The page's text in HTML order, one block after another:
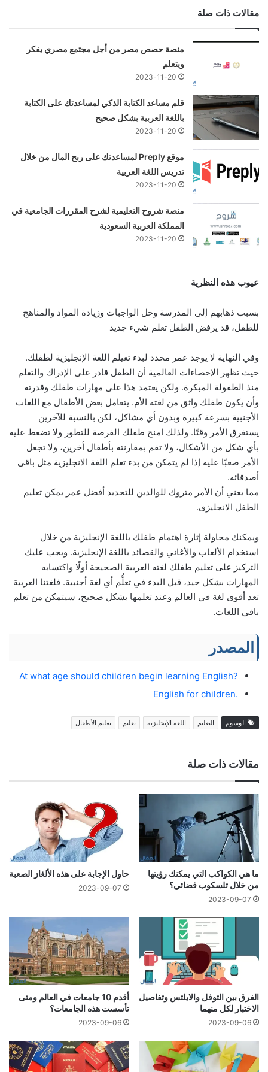
مقالات ذات صلة
منصة حصص مصر من أجل مجتمع مصري يفكر
ويتعلم
2023-11-20
قلم مساعد الكتابة الذكي لمساعدتك على الكتابة
باللغة العربية بشكل صحيح
2023-11-20
موقع Preply لمساعدتك على ربح المال من خلال
تدريس اللغة العربية
2023-11-20
منصة شروح التعليمية لشرح المقررات الجامعية في
المملكة العربية السعودية
2023-11-20
عيوب هذه النظرية
بسبب ذهابهم إلى المدرسة وحل الواجبات وزيادة المواد والمناهج
للطفل، قد يرفض الطفل تعلم شيء جديد
وفي النهاية لا يوجد عمر محدد لبدء تعيلم اللغة الإنجليزية لطفلك.
حيث تظهر الإحصاءات العالمية أن الطفل قادر على الإدراك والتعلم
منذ الطفولة المبكرة. ولكن يعتمد هذا على مهارات طفلك وقدرته
وأن يكون طفلك واثق من لغته الأم. يتعامل بعض الأطفال مع اللغات
الأجنبية بسرعة كبيرة وبدون أي مشاكل، لكن بالنسبة للآخرين
يستغرق الأمر وقتًا. ولذلك امنح طفلك الفرصة للتطور ولا تضغط عليه
بأي شكل من الأشكال، ولا تقم بمقارنته بأطفال أخرين، ولا تجعل
الأمر صعبًا عليه إذا لم يتمكن من بدء تعلم اللغة الانجليزية مثل باقى
أصدقائه.
مما يعني أن الأمر متروك للوالدين للتحديد أفضل عمر يمكن تعليم
الطفل الانجليزى.
ويمكنك محاولة إثارة اهتمام طفلك باللغة الإنجليزية من خلال
استخدام الألعاب والأغاني والقصائد باللغة الإنجليزية. ويجب عليك
التركيز على تعليم طفلك لغته العربية الصحيحة أولًا واكتسابه
المهارات بشكل جيد، قبل البدء في تعلُّم أي لغة أجنبية. فلغتنا العربية
تعد أقوى لغة في العالم وعند تعلمها بشكل صحيح، سيتمكن من تعلم
باقي اللغات.
المصدر
?At what age should children begin learning English
.English for children
الوسوم التعليم اللغة الإنجليزية تعليم تعليم الأطفال
مقالات ذات صلة
ما هي الكواكب التي يمكنك رؤيتها
من خلال تلسكوب فضائي؟
2023-09-07
حاول الإجابة على هذه الألغاز الصعبة
2023-09-07
الفرق بين التوفل والايلتس وتفاصيل
الاختبار لكل منهما
2023-09-06
أقدم 10 جامعات في العالم ومتى
تأسست هذه الجامعات؟
2023-09-06